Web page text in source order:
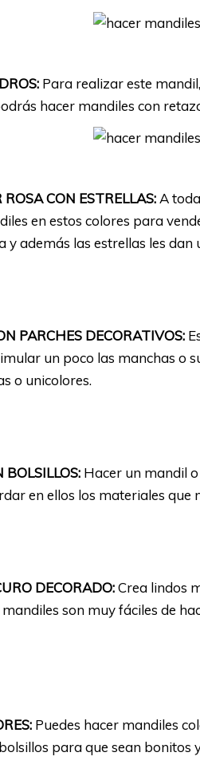
Para realizar este
hacer mandiles con
CON ESTRELLAS: A
en estos colores para
y además las estrellas les dan
PARCHES DECORATIVOS:
un poco las manchas o
o unicolores.
BOLSILLOS: Hacer un mandil
en ellos los materiales que
DECORADO:Crea lindos
son muy fáciles de
Puedes hacer mandiles
para que sean bonitos